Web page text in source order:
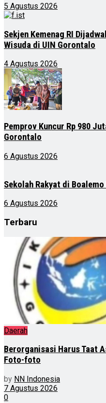
5 Agustus 2026
Sekjen Kemenag RI
Wisuda di UIN Gorontalo
4 Agustus 2026
Pemprov Kuncur Rp 980
Gorontalo
6 Agustus 2026
Sekolah Rakyat di
6 Agustus 2026
Terbaru
Daerah
Berorganisasi Harus Taat
Foto-foto
by NN Indonesia
7 Agustus 2026
0